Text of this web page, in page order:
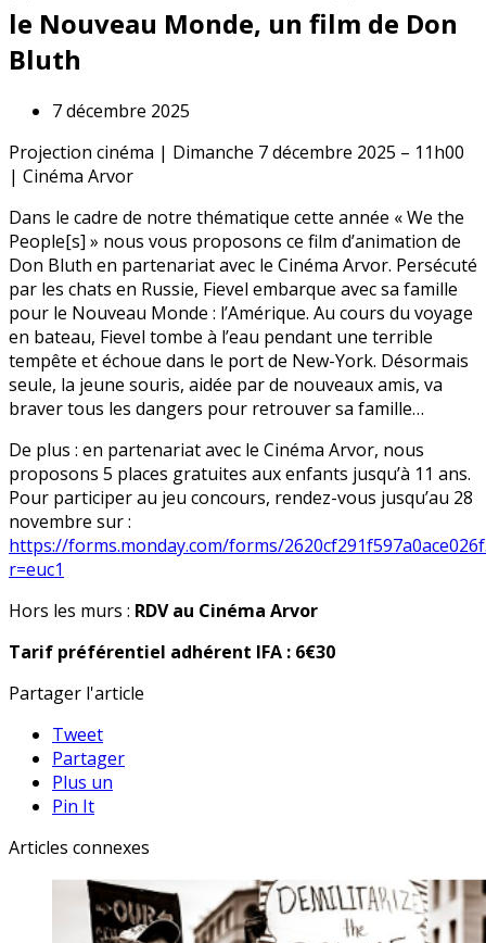
le Nouveau Monde, un film de Don
Bluth
7 décembre 2025
Projection cinéma | Dimanche 7 décembre 2025 – 11h00
| Cinéma Arvor
Dans le cadre de notre thématique cette année « We the
People[s] » nous vous proposons ce film d’animation de
Don Bluth en partenariat avec le Cinéma Arvor. Persécuté
par les chats en Russie, Fievel embarque avec sa famille
pour le Nouveau Monde : l’Amérique. Au cours du voyage
en bateau, Fievel tombe à l’eau pendant une terrible
tempête et échoue dans le port de New-York. Désormais
seule, la jeune souris, aidée par de nouveaux amis, va
braver tous les dangers pour retrouver sa famille…
De plus : en partenariat avec le Cinéma Arvor, nous
proposons 5 places gratuites aux enfants jusqu’à 11 ans.
Pour participer au jeu concours, rendez-vous jusqu’au 28
novembre sur :
https://forms.monday.com/forms/
r=euc1
Hors les murs : RDV au Cinéma Arvor
Tarif préférentiel adhérent IFA : 6€30
Partager l'article
Tweet
Partager
Plus un
Pin It
Articles connexes